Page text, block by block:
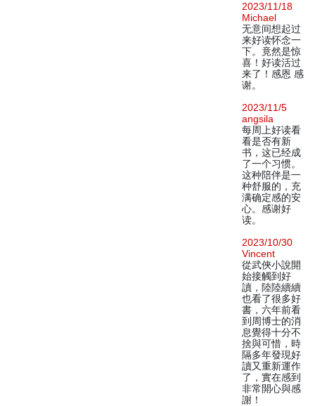
2023/11/18
Michael
无意间想起过
来好读怀念一
下。竟然是惊
喜！好读活过
来了！感恩 感
谢。
2023/11/5
angsila
每周上好读看
看是否有新
书，这已经成
了一个习惯。
这种陪伴是一
种舒服的，充
满确定感的安
心。感谢好
读。
2023/10/30
Vincent
從武俠小說開
始接觸到好
讀，陸陸續續
也看了很多好
書，六年前看
到周博士的消
息覺得十分不
捨與可惜，時
隔多年發現好
讀又重新運作
了，實在感到
非常開心與感
謝！